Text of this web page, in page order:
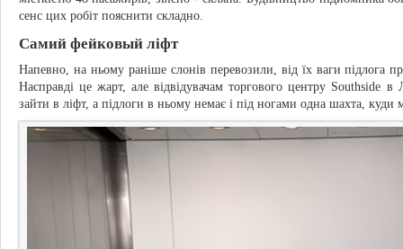
сенс цих робіт пояснити складно.
Самий фейковый ліфт
Напевно, на ньому раніше слонів перевозили, від їх ваги підлога
Насправді це жарт, але відвідувачам торгового центру Southside
зайти в ліфт, а підлоги в ньому немає і під ногами одна шахта, куди